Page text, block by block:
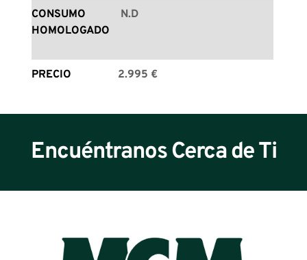
CONSUMO
HOMOLOGADO
N.D
PRECIO 2.995 €
Encuéntranos Cerca de Ti